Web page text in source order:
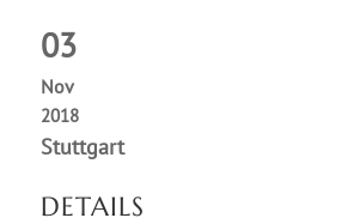
03
Nov
2018
Stuttgart
DETAILS